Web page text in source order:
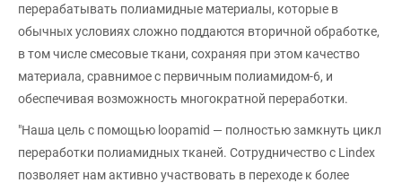
перерабатывать полиамидные материалы, которые в
обычных условиях сложно поддаются вторичной обработке,
в том числе смесовые ткани, сохраняя при этом качество
материала, сравнимое с первичным полиамидом-6, и
обеспечивая возможность многократной переработки.
"Наша цель с помощью loopamid — полностью замкнуть цикл
переработки полиамидных тканей. Сотрудничество с Lindex
позволяет нам активно участвовать в переходе к более